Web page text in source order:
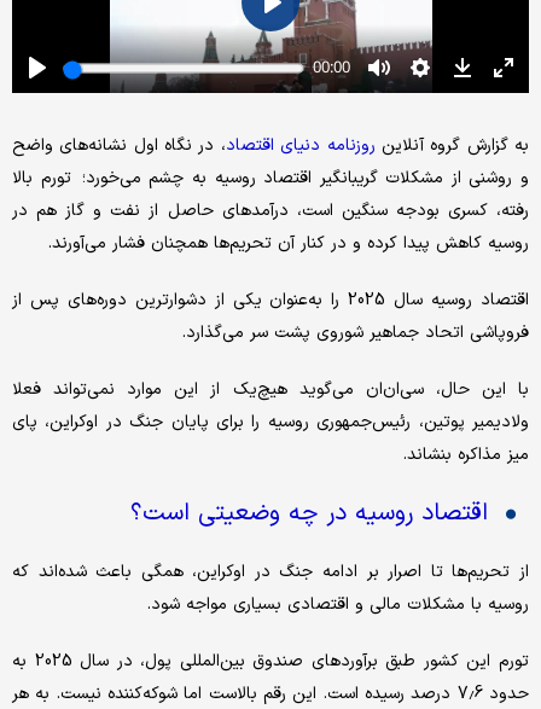
به گزارش گروه آنلاین روزنامه دنیای اقتصاد، در نگاه اول نشانه‌های واضح
و روشنی از مشکلات گریبانگیر اقتصاد روسیه به چشم می‌خورد؛ تورم بالا
رفته، کسری بودجه سنگین است، درآمدهای حاصل از نفت و گاز هم در
روسیه کاهش پیدا کرده و در کنار آن تحریم‌ها همچنان فشار می‌آورند.
اقتصاد روسیه سال 2025 را به‌عنوان یکی از دشوارترین دوره‌های پس از
فروپاشی اتحاد جماهیر شوروی پشت سر می‌گذارد.
با این حال، سی‌ان‌ان می‌گوید هیچ‌یک از این موارد نمی‌تواند فعلا
ولادیمیر پوتین، رئیس‌جمهوری روسیه را برای پایان جنگ در اوکراین، پای
میز مذاکره بنشاند.
اقتصاد روسیه در چه وضعیتی است؟
از تحریم‌ها تا اصرار بر ادامه جنگ در اوکراین، همگی باعث شده‌اند که
روسیه با مشکلات مالی و اقتصادی بسیاری مواجه شود.
تورم این کشور طبق برآوردهای صندوق بین‌المللی پول، در سال 2025 به
حدود 7.6 درصد رسیده است. این رقم بالاست اما شوکه‌‌کننده نیست. به هر